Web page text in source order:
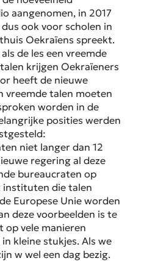
aangenomen, in 2017
ook voor scholen in
Oekraïens spreekt.
de les een vreemde
krijgen Oekraïeners
heeft de nieuwe
vreemde talen moeten
worden in de
posities werden
niet langer dan 12
regering al deze
bureaucraten op
instituten die talen
Europese Unie worden
deze voorbeelden is te
op vele manieren
kleine stukjes. Als we
w wel een dag bezig.